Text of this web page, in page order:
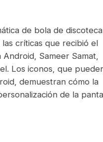
de bola de
críticas que recibió el
Sameer Samat,
Los iconos, que
demuestran cómo la
de la